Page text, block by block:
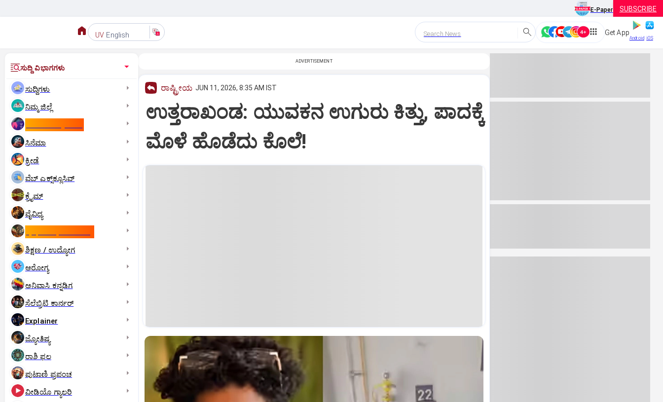
E-Paper SUBSCRIBE
UV English Search News Get App
Android iOS
ಸುದ್ದಿ ವಿಭಾಗಗಳು
ಸುದ್ದಿಗಳು
ನಿಮ್ಮ ಜಿಲ್ಲೆ
ಸಿನೆಮಾ
ಕ್ರೀಡೆ
ವೆಬ್ ಎಕ್ಸ್‌ಕ್ಲೂಸಿವ್
ಕ್ರೈಮ್
ವೈವಿಧ್ಯ
ಶಿಕ್ಷಣ / ಉದ್ಯೋಗ
ಆರೋಗ್ಯ
ಅನಿವಾಸಿ ಕನ್ನಡಿಗ
ಸೆಲೆಬ್ರಿಟಿ ಕಾರ್ನರ್‌
Explainer
ಜ್ಯೋತಿಷ್ಯ
ರಾಶಿ ಫಲ
ಪುಟಾಣಿ ಪ್ರಪಂಚ
ವೀಡಿಯೊ ಗ್ಯಾಲರಿ
ADVERTISEMENT
ರಾಷ್ಟ್ರೀಯ JUN 11, 2026, 8:35 AM IST
ಉತ್ತರಾಖಂಡ: ಯುವಕನ ಉಗುರು ಕಿತ್ತು, ಪಾದಕ್ಕೆ
ಮೊಳೆ ಹೊಡೆದು ಕೊಲೆ!